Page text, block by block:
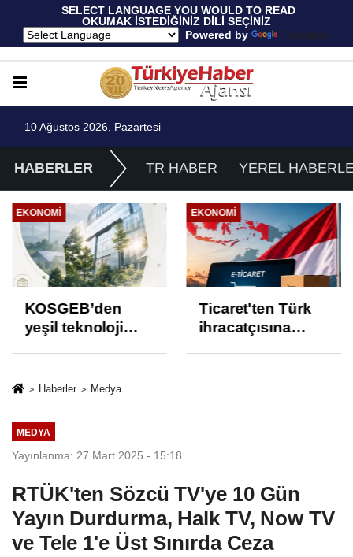
SELECT LANGUAGE YOU WOULD TO READ
OKUMAK İSTEDİĞİNİZ DİLİ SEÇİNİZ
Powered by
Translate
10 Ağustos 2026, Pazartesi
HABERLER TR HABER YEREL
EKONOMI
Ticaret'ten Türk
ihracatçısına
EKONOMI
Dijital Türk
Lirası’nda 23
Haberler Medya
MEDYA
Yayınlanma: 27 Mart 2025 - 15:18
RTÜK'ten Sözcü TV'ye 10 Gün
Yayın Durdurma, Halk TV, Now TV
ve Tele 1'e Üst Sınırda Ceza